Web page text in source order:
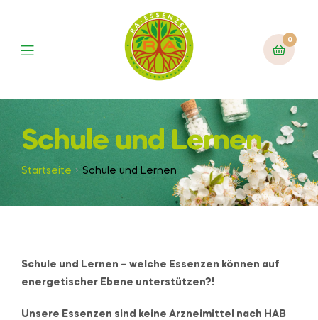
0
Schule und Lernen
Startseite Schule und Lernen
Schule und Lernen – welche Essenzen können auf
energetischer Ebene unterstützen?!
Unsere Essenzen sind keine Arzneimittel nach HAB